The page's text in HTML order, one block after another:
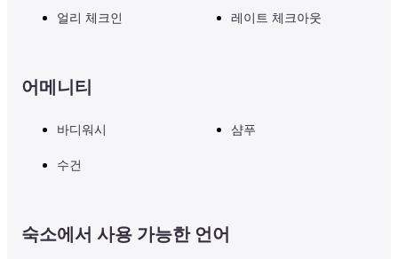
얼리 체크인 레이트 체크아웃
어메니티
바디워시 샴푸
수건
숙소에서 사용 가능한 언어